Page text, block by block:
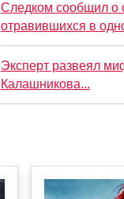
Следком сообщил о
отравившихся в
Эксперт развеял
Калашникова...